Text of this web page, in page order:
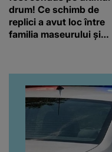
drum! Ce schimb de
replici a avut loc între
familia maseurului și
obrazul.”